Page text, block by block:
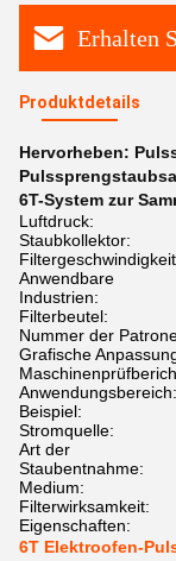
Erhalten
Produktdetails
Hervorheben:
6T-System zur
Luftdruck:
Staubkollektor:
Anwendbare
Industrien:
Filterbeutel:
Nummer der
Grafische
Anwendungsbereich:
Beispiel:
Stromquelle:
Art der
Staubentnahme:
Medium:
Filterwirksamkeit:
Eigenschaften:
6T Elektroofen-